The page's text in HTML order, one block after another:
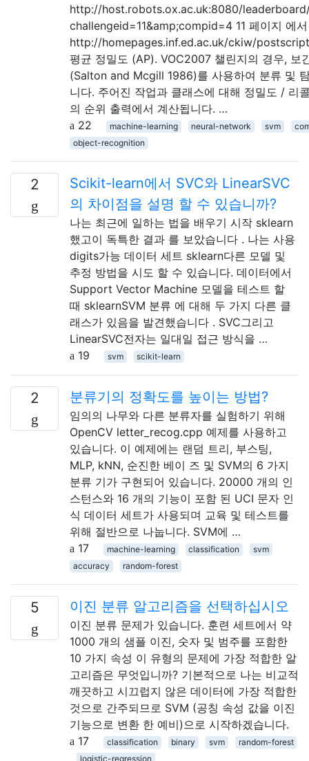
http://host.robots.ox.ac.uk:8080/
challengeid=11&amp;compid=4 11 페이지 에
http://homepages.inf.ed.ac.uk/ckiw/
평균 정밀도 (AP). VOC2007 챌린지의 경우, 보
(Salton and Mcgill 1986)를 사용하여 분류 및
니다. 주어진 작업과 클래스에 대해 정밀도 / 리
의 순위 출력에서 ​​계산됩니다. …
22
machine-learning neural-network svm
object-recognition
2
Scikit-learn에서 SVC와 LinearSVC
의 차이점을 설명 할 수 있습니까?
나는 최근에 일하는 법을 배우기 시작 sklearn
했고이 독특한 결과 를 보았습니다 . 나는 사용
digits가능 데이터 세트 sklearn다른 모델 및
추정 방법을 시도 할 수 있습니다. 데이터에서
Support Vector Machine 모델을 테스트 할
때 sklearnSVM 분류 에 대해 두 가지 다른 클
래스가 있음을 발견했습니다 . SVC그리고
LinearSVC전자는 일대일 접근 방식을 …
19
svm scikit-learn
2 분류기의 정확도를 높이는 방법?
임의의 나무와 다른 분류자를 실험하기 위해
OpenCV letter_recog.cpp 예제를 사용하고
있습니다. 이 예제에는 랜덤 트리, 부스팅,
MLP, kNN, 순진한 베이 즈 및 SVM의 6 가지
분류 기가 구현되어 있습니다. 20000 개의 인
스턴스와 16 개의 기능이 포함 된 UCI 문자 인
식 데이터 세트가 사용되며 교육 및 테스트를
위해 절반으로 나눕니다. SVM에 …
17
machine-learning classification
svm
accuracy
random-forest
5 이진 분류 알고리즘을 선택하십시오
이진 분류 문제가 있습니다. 훈련 세트에서 약
1000 개의 샘플 이진, 숫자 및 범주를 포함한
10 가지 속성 이 유형의 문제에 가장 적합한 알
고리즘은 무엇입니까? 기본적으로 나는 비교적
깨끗하고 시끄럽지 않은 데이터에 가장 적합한
것으로 간주되므로 SVM (공칭 속성 값을 이진
기능으로 변환 한 예비)으로 시작하겠습니다.
17
classification binary svm
random-forest
logistic-regression